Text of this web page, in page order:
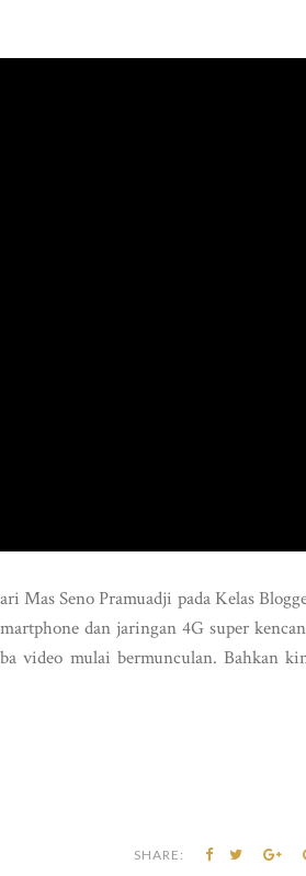
Mas Seno Pramuadji pada Kelas
dan jaringan 4G super
video mulai bermunculan. Bahkan
SHARE: